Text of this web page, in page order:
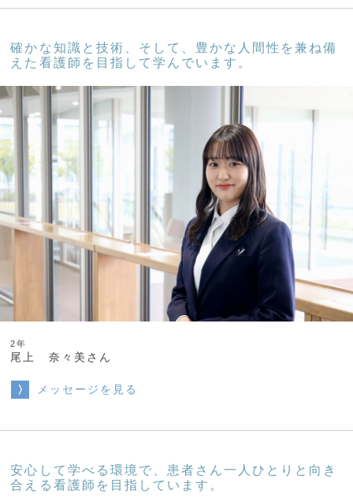
確かな知識と技術、そして、豊かな人間性を兼ね備
えた看護師を目指して学んでいます。
2年
尾上 奈々美さん
メッセージを見る
安心して学べる環境で、患者さん一人ひとりと向き
合える看護師を目指しています。